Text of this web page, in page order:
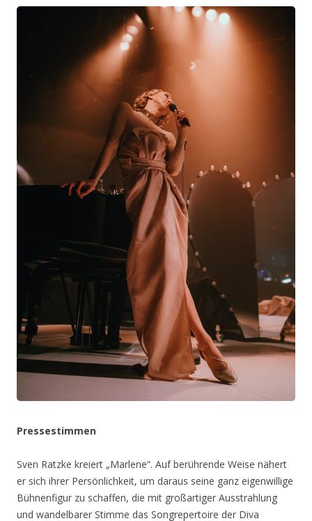
Pressestimmen
Sven Ratzke kreiert „Marlene“. Auf berührende Weise nähert
er sich ihrer Persönlichkeit, um daraus seine ganz eigenwillige
Bühnenfigur zu schaffen, die mit großartiger Ausstrahlung
und wandelbarer Stimme das Songrepertoire der Diva